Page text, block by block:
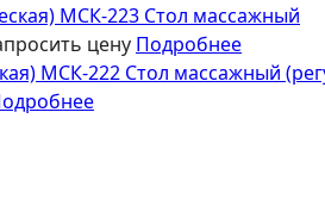
Стол массажный
цену Подробнее
Стол массажный